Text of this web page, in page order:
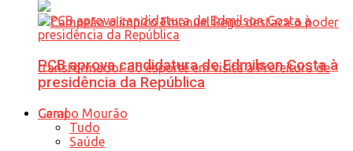
PCB aprova candidatura de Edmilson Costa à
presidência da República
Geral
Tudo
Saúde